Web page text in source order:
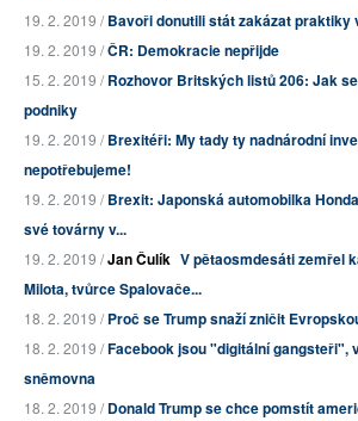
19. 2. 2019 /Bavoři donutili stát zakázat praktiky
19. 2. 2019 /ČR: Demokracie nepřijde
15. 2. 2019 /Rozhovor Britských listů 206: Jak
podniky
19. 2. 2019 /Brexitéři: My tady ty nadnárodní
nepotřebujeme!
19. 2. 2019 /Brexit: Japonská automobilka
své továrny v...
19. 2. 2019 /Jan Čulík V pětaosmdesáti zemřel
Milota, tvůrce Spalovače...
18. 2. 2019 /Proč se Trump snaží zničit
18. 2. 2019 /Facebook jsou "digitální gangsteři",
sněmovna
18. 2. 2019 /Donald Trump se chce pomstít